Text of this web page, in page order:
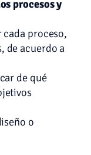
procesos y
cada proceso,
de acuerdo a
de qué
o